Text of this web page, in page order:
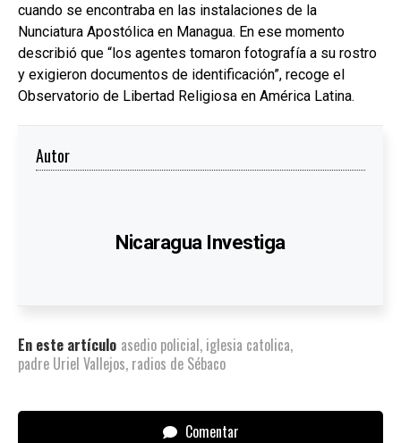
cuando se encontraba en las instalaciones de la
Nunciatura Apostólica en Managua. En ese momento
describió que “los agentes tomaron fotografía a su rostro
y exigieron documentos de identificación”, recoge el
Observatorio de Libertad Religiosa en América Latina.
Autor
Nicaragua Investiga
En este artículo asedio policial, iglesia catolica,
padre Uriel Vallejos, radios de Sébaco
Comentar